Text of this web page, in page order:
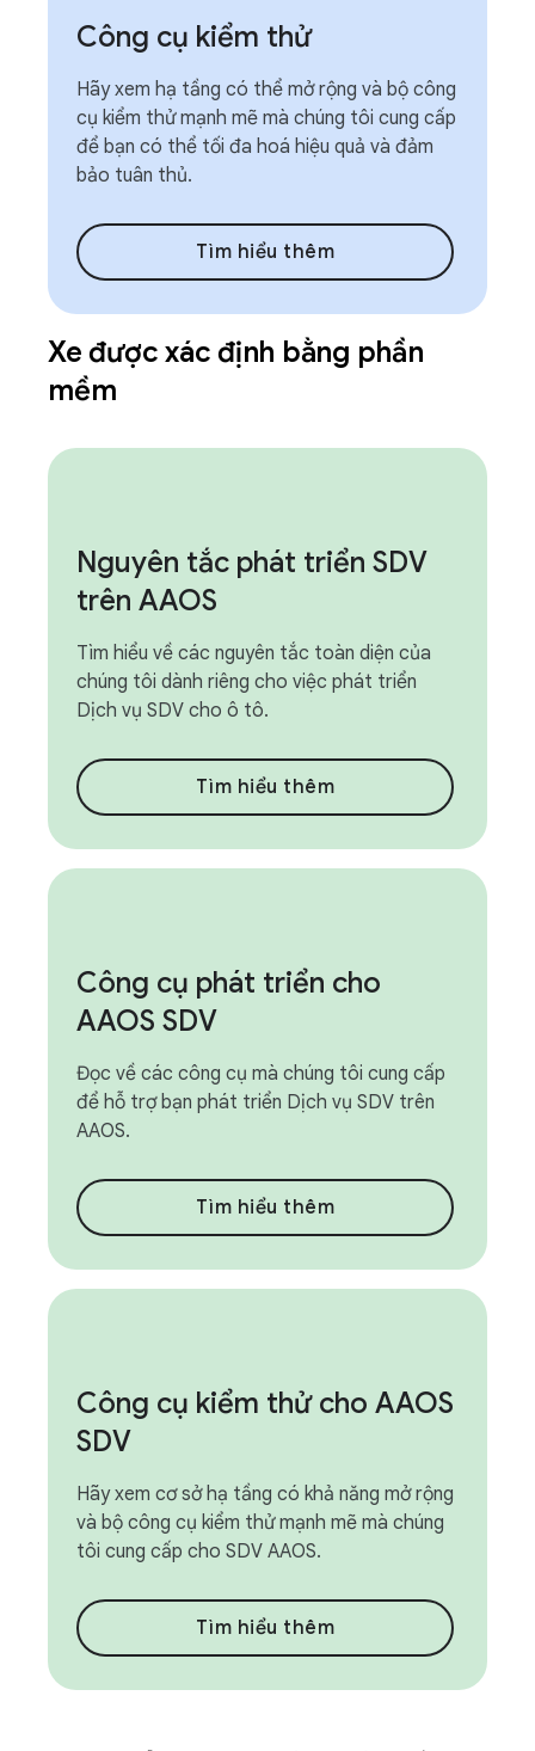
Công cụ kiểm thử
Hãy xem hạ tầng có thể mở rộng và bộ công
cụ kiểm thử mạnh mẽ mà chúng tôi cung cấp
để bạn có thể tối đa hoá hiệu quả và đảm
bảo tuân thủ.
Tìm hiểu thêm
Xe được xác định bằng phần
mềm
Nguyên tắc phát triển SDV
trên AAOS
Tìm hiểu về các nguyên tắc toàn diện của
chúng tôi dành riêng cho việc phát triển
Dịch vụ SDV cho ô tô.
Tìm hiểu thêm
Công cụ phát triển cho
AAOS SDV
Đọc về các công cụ mà chúng tôi cung cấp
để hỗ trợ bạn phát triển Dịch vụ SDV trên
AAOS.
Tìm hiểu thêm
Công cụ kiểm thử cho AAOS
SDV
Hãy xem cơ sở hạ tầng có khả năng mở rộng
và bộ công cụ kiểm thử mạnh mẽ mà chúng
tôi cung cấp cho SDV AAOS.
Tìm hiểu thêm